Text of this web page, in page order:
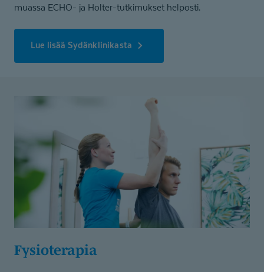
muassa ECHO- ja Holter-tutkimukset helposti.
Lue lisää Sydänklinikasta
Fysioterapia